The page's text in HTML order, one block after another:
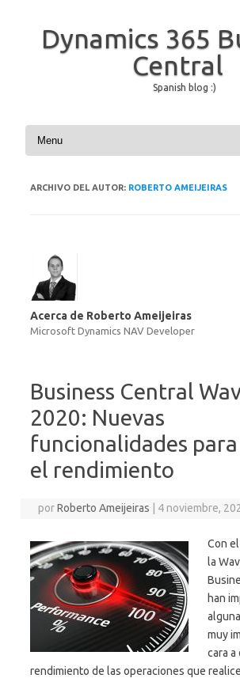
Dynamics 365
Central
Spanish blog :)
Saltar al contenido
ARCHIVO DEL AUTOR: ROBERTO AMEIJEIRAS
Acerca de Roberto Ameijeiras
Microsoft Dynamics NAV Developer
Business Central
2020: Nuevas
funcionalidades
el rendimiento
porRoberto Ameijeiras 4 noviembre,
Con
la
han
muy
cara a
rendimiento de las operaciones que